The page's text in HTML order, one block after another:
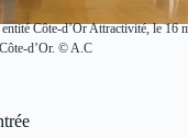
Côte-d’Or Attractivité, le 16
d’Or. © A.C